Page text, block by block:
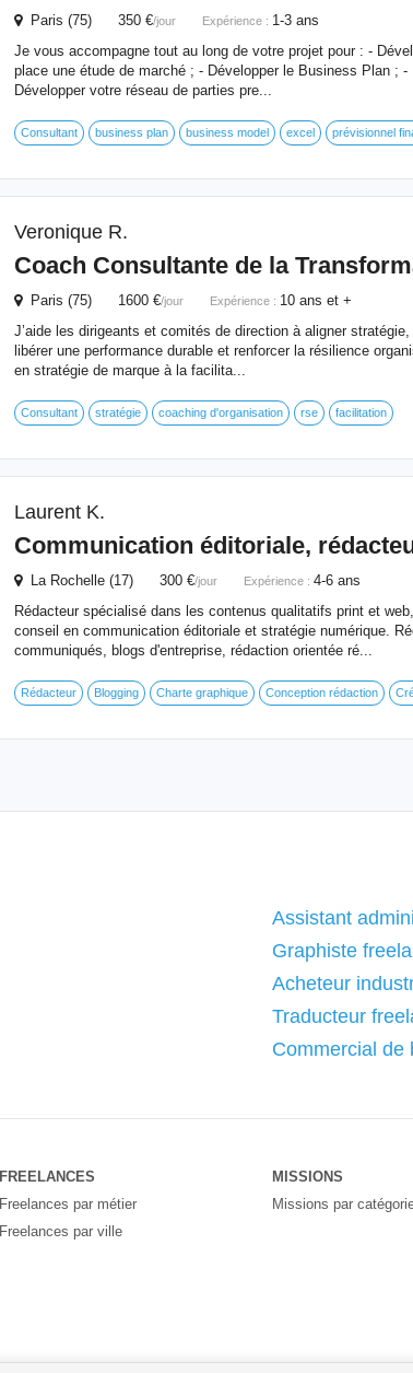
Paris (75) 350 €/jour Expérience : 1-3 ans
Je vous accompagne tout au long de votre projet pour : -
place une étude de marché ; - Développer le Business Plan ;
Développer votre réseau de parties pre...
Consultant business plan business model excel prévisionnel
Veronique R.
Coach Consultante de la
Paris (75) 1600 €/jour Expérience : 10 ans et +
J’aide les dirigeants et comités de direction à aligner
libérer une performance durable et renforcer la résilience
en stratégie de marque à la facilita...
Consultant stratégie coaching d'organisation rse facilitation
Laurent K.
Communication éditoriale,
La Rochelle (17) 300 €/jour Expérience : 4-6 ans
Rédacteur spécialisé dans les contenus qualitatifs print et
conseil en communication éditoriale et stratégie numérique.
communiqués, blogs d'entreprise, rédaction orientée ré...
Rédacteur Blogging Charte graphique Conception rédaction
Assistant
Graphiste
Acheteur
Traducteur
Commercial de
FREELANCES
Freelances par métier
Freelances par ville
MISSIONS
Missions par